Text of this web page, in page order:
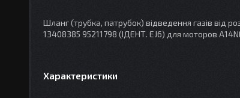
Шланг (трубка, патрубок) відведення газів від
13408385 95211798 (ІДЕНТ. EJ6) для моторов
Характеристики